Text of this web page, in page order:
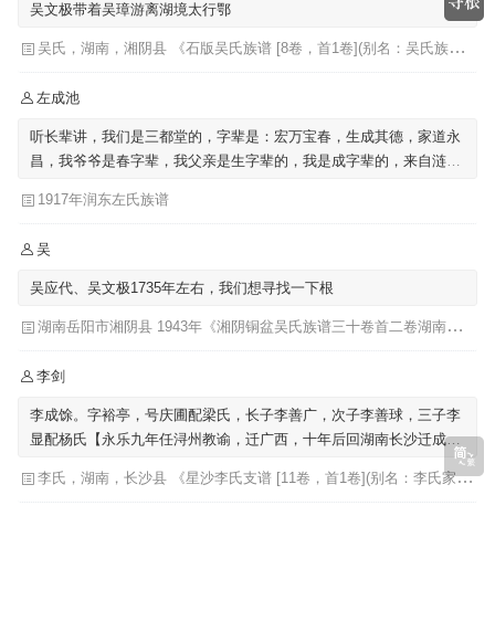
吴文极带着吴璋游离湖境太行鄂
吴氏，湖南，湘阴县 《石版吴氏族谱 [8卷，首1卷](别名：吴氏族谱)》
左成池
听长辈讲，我们是三都堂的，字辈是：宏万宝春，生成其德，家道永
昌，我爷爷是春字辈，我父亲是生字辈的，我是成字辈的，来自涟水
1917年润东左氏族谱
吴
吴应代、吴文极1735年左右，我们想寻找一下根
湖南岳阳市湘阴县 1943年《湘阴铜盆吴氏族谱三十卷首二卷湖南省岳阳市湘阴县》发祥堂|吴楚椿（主修）
李剑
李成馀。字裕亭，号庆圃配梁氏，长子李善广，次子李善球，三子李
显配杨氏【永乐九年任浔州教谕，迁广西，十年后回湖南长沙迁成馀
李氏，湖南，长沙县 《星沙李氏支谱 [11卷，首1卷](别名：李氏家乘)》李芳城 ...[等]主修 ; 李沛华 ... [等]纂修